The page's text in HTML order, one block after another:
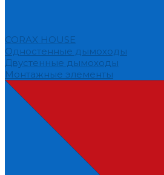
CORAX HOUSE
Одностенные дымоходы
Двустенные дымоходы
Монтажные элементы